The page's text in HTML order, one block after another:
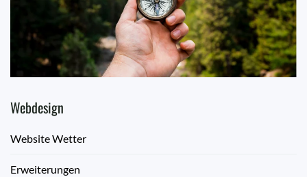
Webdesign
Website Wetter
Erweiterungen